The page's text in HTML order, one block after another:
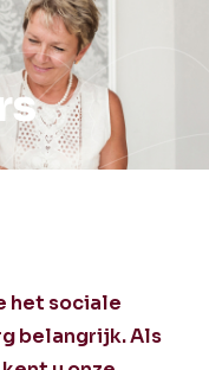
het sociale
belangrijk. Als